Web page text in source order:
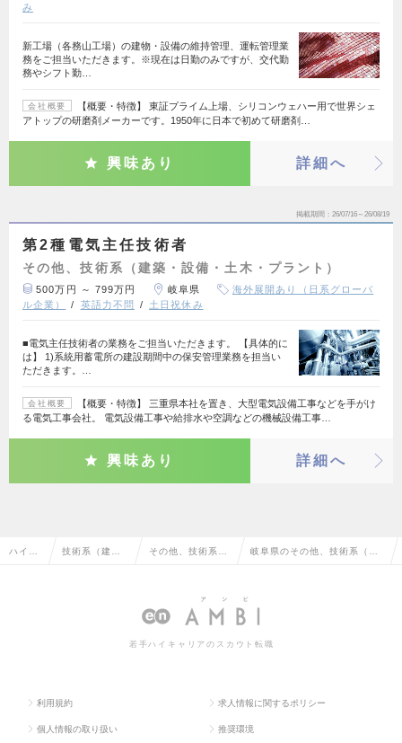
み
新工場（各務山工場）の建物・設備の維持管理、運転管理業
務をご担当いただきます。※現在は日勤のみですが、交代勤
務やシフト勤…
会社概要
【概要・特徴】 東証プライム上場、シリコンウェハー用で世界シェ
アトップの研磨剤メーカーです。1950年に日本で初めて研磨剤…
興味あり 詳細へ
掲載期間 26/07/16～26/08/19
第2種電気主任技術者
その他、技術系（建築・設備・土木・プラント）
500万円 ～ 799万円 岐阜県
海外展開あり（日系グローバ
ル企業）
英語力不問 土日祝休み
■電気主任技術者の業務をご担当いただきます。 【具体的に
は】 1)系統用蓄電所の建設期間中の保安管理業務を担当い
ただきます。…
会社概要
【概要・特徴】 三重県本社を置き、大型電気設備工事などを手がけ
る電気工事会社。 電気設備工事や給排水や空調などの機械設備工事…
興味あり 詳細へ
ハイク 技術系（建 その他、技術系
木・プラント）
岐阜県のその他、技術系（建
の転職・求人情報一覧
若手ハイキャリアのスカウト転職
利用規約 求人情報に関するポリシー
個人情報の取り扱い 推奨環境